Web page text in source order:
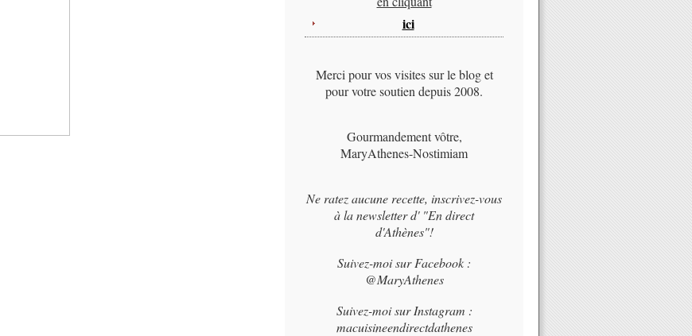
ici
Merci pour vos visites sur le blog et
pour votre soutien depuis 2008.
Gourmandement vôtre,
MaryAthenes-Nostimiam
Ne ratez aucune recette, inscrivez-vous
à la newsletter d' "En direct
d'Athènes"!
Suivez-moi sur Facebook :
@MaryAthenes
Suivez-moi sur Instagram :
macuisineendirectdathenes